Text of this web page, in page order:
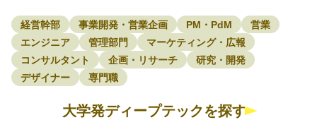
経営幹部 事業開発・営業企画 PM・PdM
営業
エンジニア
管理部門
マーケティング・広報
コンサルタント
企画・リサーチ
研究・開発
デザイナー
専門職
大学発ディープテックを探す